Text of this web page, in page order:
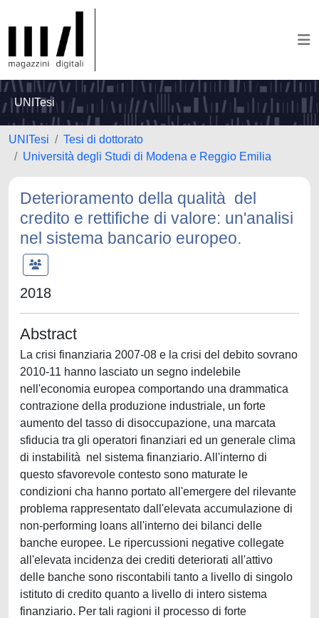
UNITesi
UNITesi
Tesi di dottorato
Università degli Studi di Modena e Reggio Emilia
Deterioramento della qualità del
credito e rettifiche di valore: un'analisi
nel sistema bancario europeo.
2018
Abstract
La crisi finanziaria 2007-08 e la crisi del debito sovrano
2010-11 hanno lasciato un segno indelebile
nell'economia europea comportando una drammatica
contrazione della produzione industriale, un forte
aumento del tasso di disoccupazione, una marcata
sfiducia tra gli operatori finanziari ed un generale clima
di instabilità nel sistema finanziario. All'interno di
questo sfavorevole contesto sono maturate le
condizioni cha hanno portato all'emergere del rilevante
problema rappresentato dall'elevata accumulazione di
non-performing loans all'interno dei bilanci delle
banche europee. Le ripercussioni negative collegate
all'elevata incidenza dei crediti deteriorati all'attivo
delle banche sono riscontabili tanto a livello di singolo
istituto di credito quanto a livello di intero sistema
finanziario. Per tali ragioni il processo di forte